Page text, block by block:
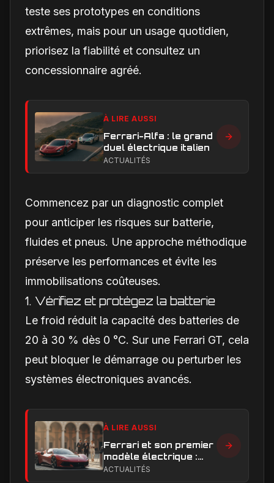
teste ses prototypes en conditions
extrêmes, mais pour un usage quotidien,
priorisez la fiabilité et consultez un
concessionnaire agréé.
À LIRE AUSSI
Ferrari-Alfa : le grand
duel électrique italien
ACTUALITÉS
Commencez par un diagnostic complet
pour anticiper les risques sur batterie,
fluides et pneus. Une approche méthodique
préserve les performances et évite les
immobilisations coûteuses.
1. Vérifiez et protégez la batterie
Le froid réduit la capacité des batteries de
20 à 30 % dès 0 °C. Sur une Ferrari GT, cela
peut bloquer le démarrage ou perturber les
systèmes électroniques avancés.
À LIRE AUSSI
Ferrari et son premier
modèle électrique :
calendrier de
ACTUALITÉS